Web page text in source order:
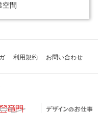
空間
利用規約 お問い合わせ